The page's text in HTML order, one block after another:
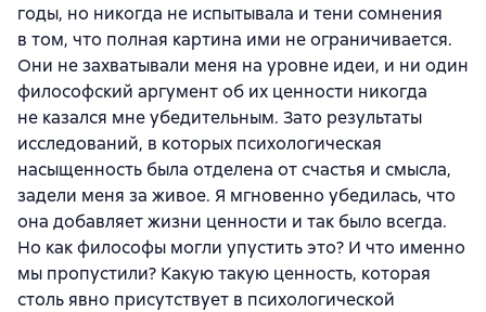
годы, но никогда не испытывала и тени сомнения
в том, что полная картина ими не ограничивается.
Они не захватывали меня на уровне идеи, и ни один
философский аргумент об их ценности никогда
не казался мне убедительным. Зато результаты
исследований, в которых психологическая
насыщенность была отделена от счастья и смысла,
задели меня за живое. Я мгновенно убедилась, что
она добавляет жизни ценности и так было всегда.
Но как философы могли упустить это? И что именно
мы пропустили? Какую такую ценность, которая
столь явно присутствует в психологической